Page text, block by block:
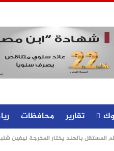
تقارير محافظات
المستقل بالهند يختار المخرجة